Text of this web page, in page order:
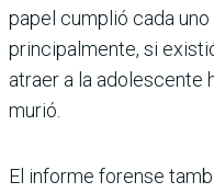
papel cumplió cada
principalmente, si
atraer a la adolescente
murió.
El informe forense